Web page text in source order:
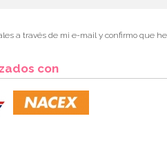
a través de mi e-mail y confirmo que
con